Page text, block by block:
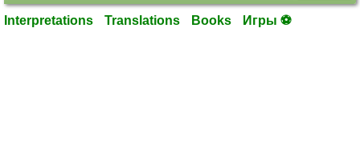
Interpretations Translations Books Игры ⚽